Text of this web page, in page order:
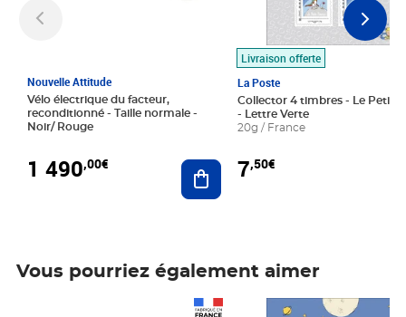
Nouvelle Attitude
Vélo électrique du facteur,
reconditionné - Taille normale -
Noir/ Rouge
1 490,00€ Ajouter au panier
Livraison offerte
La Poste
Collector 4 timbres - Le Petit
- Lettre Verte
20g / France
7,50€
Vous pourriez également aimer
Prix 7,50€